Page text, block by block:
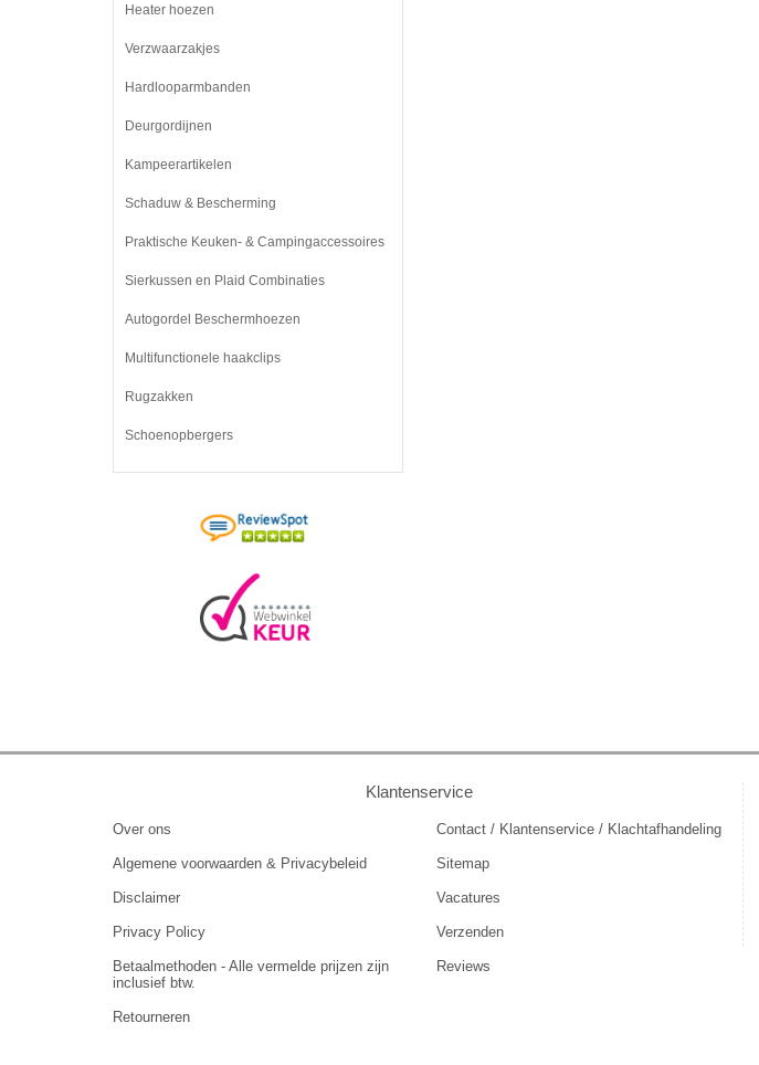
Heater hoezen
Verzwaarzakjes
Hardlooparmbanden
Deurgordijnen
Kampeerartikelen
Schaduw & Bescherming
Praktische Keuken- & Campingaccessoires
Sierkussen en Plaid Combinaties
Autogordel Beschermhoezen
Multifunctionele haakclips
Rugzakken
Schoenopbergers
Klantenservice
Over ons
Algemene voorwaarden & Privacybeleid
Disclaimer
Privacy Policy
Betaalmethoden - Alle vermelde prijzen zijn
inclusief btw.
Retourneren
Contact / Klantenservice / Klachtafhandeling
Sitemap
Vacatures
Verzenden
Reviews